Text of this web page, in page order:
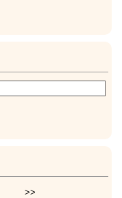
>>